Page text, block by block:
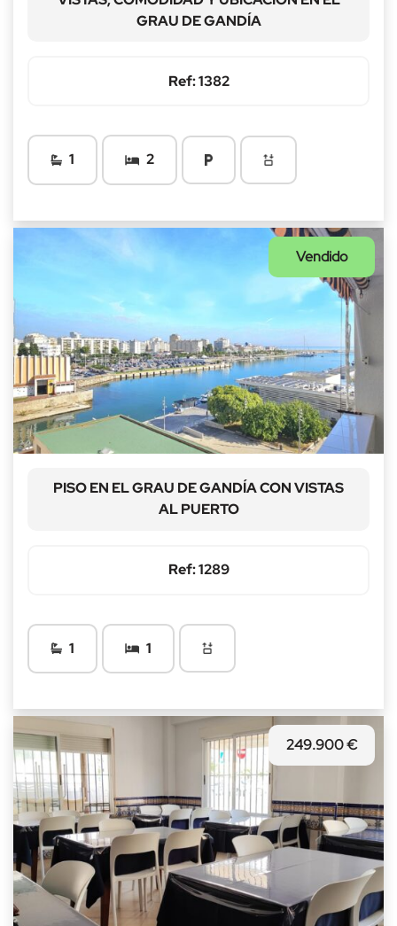
GRAU DE GANDÍA
Ref: 1382
1 2
Vendido
PISO EN EL GRAU DE GANDÍA CON VISTAS
AL PUERTO
Ref: 1289
1 1
249.900 €